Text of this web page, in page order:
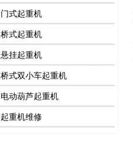
门式起重机
桥式起重机
悬挂起重机
桥式双小车起重机
电动葫芦起重机
起重机维修